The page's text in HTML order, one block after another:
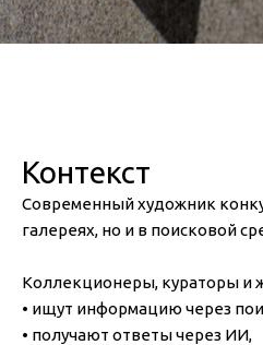
Контекст
Современный художник
галереях, но и в поисковой
Коллекционеры, кураторы и
• ищут информацию через
• получают ответы через ИИ,